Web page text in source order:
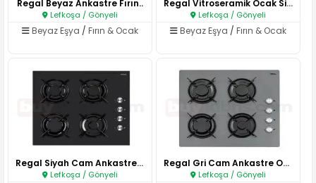
Regal Beyaz Ankastre Fırın..
Lefkoşa / Gönyeli
Beyaz Eşya / Fırın & Ocak
Regal Vitroseramik Ocak Siyah..
Lefkoşa / Gönyeli
Beyaz Eşya /Fırın & Ocak
Regal Siyah Cam Ankastre Ocak..
Lefkoşa / Gönyeli
Regal Gri Cam Ankastre Ocak..
Lefkoşa / Gönyeli